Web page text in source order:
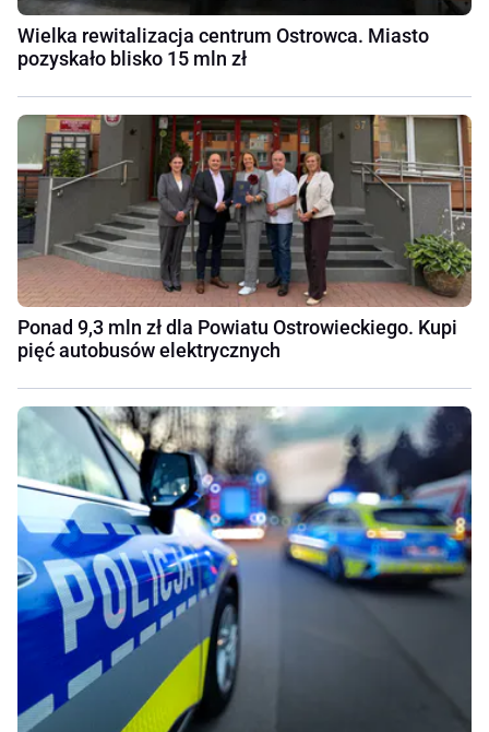
Wielka rewitalizacja centrum Ostrowca. Miasto
pozyskało blisko 15 mln zł
Ponad 9,3 mln zł dla Powiatu Ostrowieckiego. Kupi
pięć autobusów elektrycznych